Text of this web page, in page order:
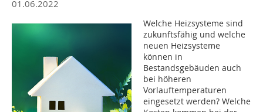
01.06.2022
Welche Heizsysteme sind
zukunftsfähig und welche
neuen Heizsysteme
können in
Bestandsgebäuden auch
bei höheren
Vorlauftemperaturen
eingesetzt werden? Welche